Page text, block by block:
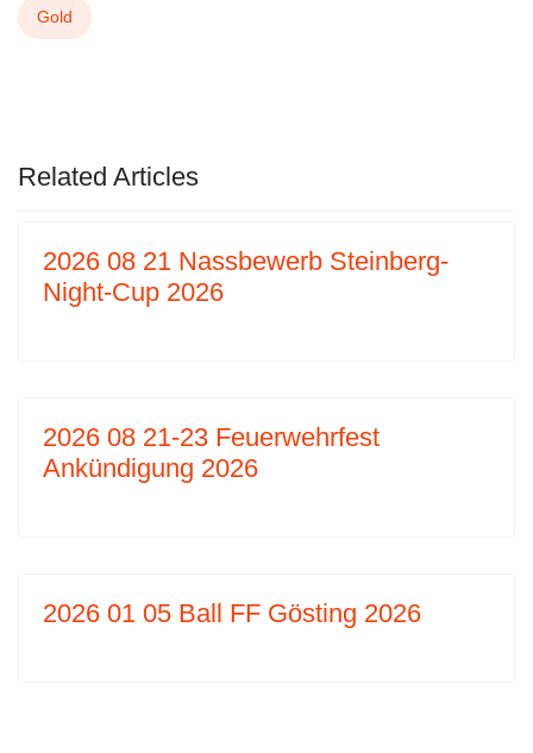
Gold
Related Articles
2026 08 21 Nassbewerb Steinberg-
Night-Cup 2026
2026 08 21-23 Feuerwehrfest
Ankündigung 2026
2026 01 05 Ball FF Gösting 2026